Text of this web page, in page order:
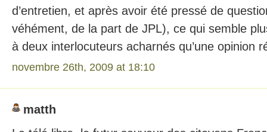
d’entretien, et après avoir été pressé de
véhément, de la part de JPL), ce qui semble
à deux interlocuteurs acharnés qu’une opinion
novembre 26th, 2009 at 18:10
matth